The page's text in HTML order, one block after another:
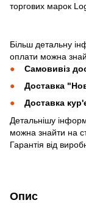
Опис
торгових марок
Більш детальну
оплати можна
Самовивіз
Доставка
Доставка
Детальнішу
можна знайти на
Гарантія від